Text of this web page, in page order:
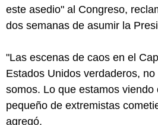
este asedio" al Congreso,
dos semanas de asumir la
"Las escenas de caos en el
Estados Unidos verdaderos,
somos. Lo que estamos viendo
pequeño de extremistas
agregó.